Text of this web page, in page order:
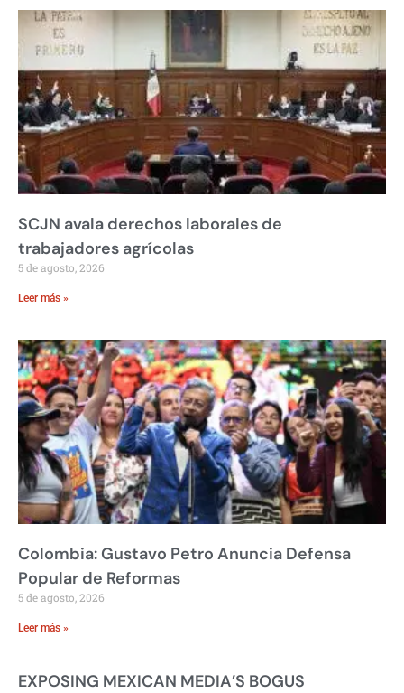
SCJN avala derechos laborales de
trabajadores agrícolas
5 de agosto, 2026
Leer más »
Colombia: Gustavo Petro Anuncia Defensa
Popular de Reformas
5 de agosto, 2026
Leer más »
EXPOSING MEXICAN MEDIA’S BOGUS